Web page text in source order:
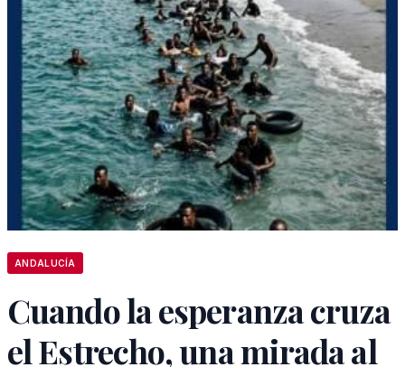
ANDALUCÍA
Cuando la esperanza cruza
el Estrecho, una mirada al